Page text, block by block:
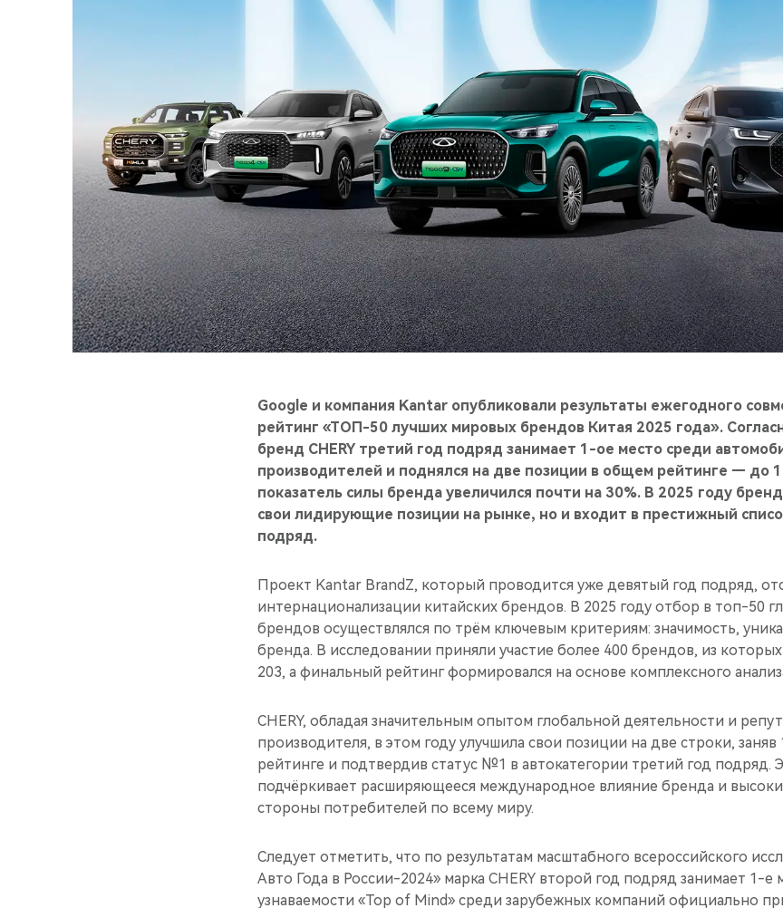
Google и компания Kantar опубликовали результаты ежегодного
рейтинг «ТОП-50 лучших мировых брендов Китая 2025 года».
бренд CHERY третий год подряд занимает 1-ое место среди
производителей и поднялся на две позиции в общем рейтинге — до
показатель силы бренда увеличился почти на 30%. В 2025 году
свои лидирующие позиции на рынке, но и входит в престижный
подряд.
Проект Kantar BrandZ, который проводится уже девятый год подряд,
интернационализации китайских брендов. В 2025 году отбор в топ-50
брендов осуществлялся по трём ключевым критериям: значимость,
бренда. В исследовании приняли участие более 400 брендов, из
203, а финальный рейтинг формировался на основе комплексного
CHERY, обладая значительным опытом глобальной деятельности и
производителя, в этом году улучшила свои позиции на две строки,
рейтинге и подтвердив статус №1 в автокатегории третий год подряд.
подчёркивает расширяющееся международное влияние бренда и
стороны потребителей по всему миру.
Следует отметить, что по результатам масштабного всероссийского
Авто Года в России-2024» марка CHERY второй год подряд занимает 1-е
узнаваемости «Top of Mind» среди зарубежных компаний официально